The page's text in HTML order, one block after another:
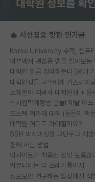
🔥 시선집중 핫한 인기글
외부에서 괜찮은 랩을 알아보는
대학원 월급 정리해준다 (공대
소재분야 석박사 대학원생 + 물
대학원 어디로 가야할까요?
편애 하는 방법
이사이트가 처음엔 정말 도움많
커뮤니티는 다 쓰레기통이지